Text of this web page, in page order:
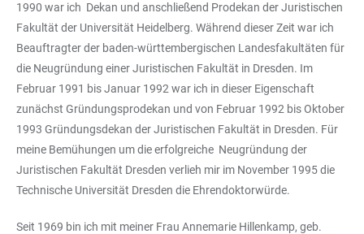
1990 war ich Dekan und anschließend Prodekan der Juristischen
Fakultät der Universität Heidelberg. Während dieser Zeit war ich
Beauftragter der baden-württembergischen Landesfakultäten für
die Neugründung einer Juristischen Fakultät in Dresden. Im
Februar 1991 bis Januar 1992 war ich in dieser Eigenschaft
zunächst Gründungsprodekan und von Februar 1992 bis Oktober
1993 Gründungsdekan der Juristischen Fakultät in Dresden. Für
meine Bemühungen um die erfolgreiche Neugründung der
Juristischen Fakultät Dresden verlieh mir im November 1995 die
Technische Universität Dresden die Ehrendoktorwürde.
Seit 1969 bin ich mit meiner Frau Annemarie Hillenkamp, geb.